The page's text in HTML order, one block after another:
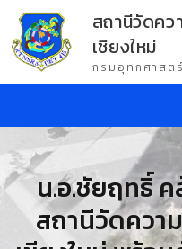
สถานีวัดคว
เชียงใหม่
กรมอุทกศาสต
น.อ.ชัยฤทธิ์
สถานีวัดควา